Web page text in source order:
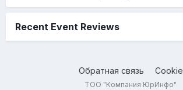
Recent Event Reviews
Обратная связь Cookie
ТОО "Компания ЮрИнфо"